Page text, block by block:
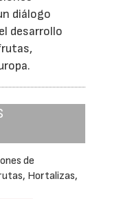
diálogo
desarrollo
de
Hortalizas,